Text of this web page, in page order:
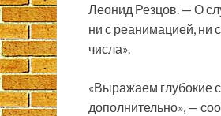
Леонид Резцов. — О
ни с реанимацией, ни
числа».
«Выражаем глубокие
дополнительно», —